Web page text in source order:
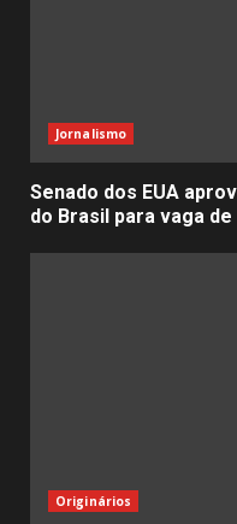
Jornalismo
Senado dos EUA
do Brasil para vaga
Originários